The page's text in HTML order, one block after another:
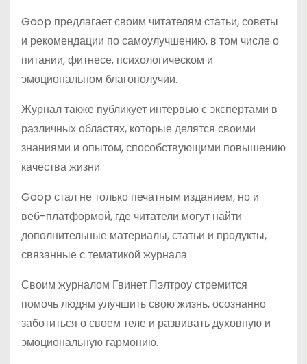
Goop предлагает своим читателям статьи, советы
и рекомендации по самоулучшению, в том числе о
питании, фитнесе, психологическом и
эмоциональном благополучии.
Журнал также публикует интервью с экспертами в
различных областях, которые делятся своими
знаниями и опытом, способствующими повышению
качества жизни.
Goop стал не только печатным изданием, но и
веб-платформой, где читатели могут найти
дополнительные материалы, статьи и продукты,
связанные с тематикой журнала.
Своим журналом Гвинет Пэлтроу стремится
помочь людям улучшить свою жизнь, осознанно
заботиться о своем теле и развивать духовную и
эмоциональную гармонию.